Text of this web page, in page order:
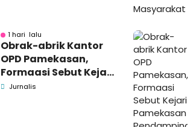
1 hari lalu
Obrak-abrik Kantor
OPD Pamekasan,
Formaasi Sebut Kejari
Pamekasan
Jurnalis